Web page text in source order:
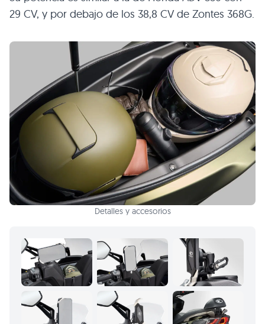
29 CV, y por debajo de los 38,8 CV de Zontes 368G.
Detalles y accesorios